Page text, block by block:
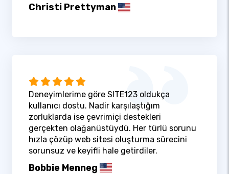
Christi Prettyman
Deneyimlerime göre SITE123 oldukça
kullanıcı dostu. Nadir karşılaştığım
zorluklarda ise çevrimiçi destekleri
gerçekten olağanüstüydü. Her türlü sorunu
hızla çözüp web sitesi oluşturma sürecini
sorunsuz ve keyifli hale getirdiler.
Bobbie Menneg